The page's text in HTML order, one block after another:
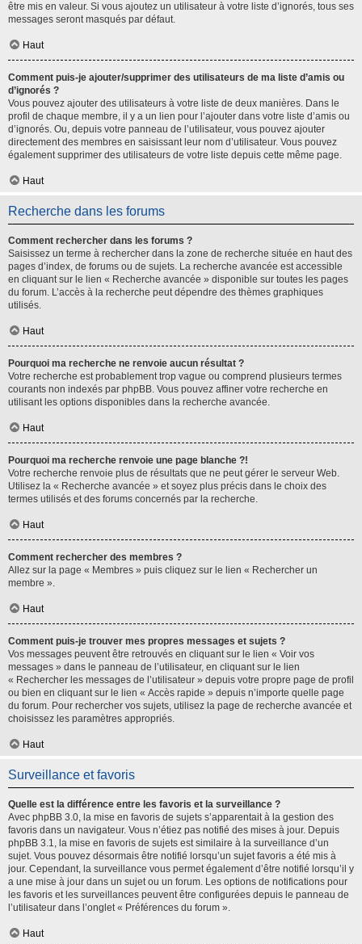
être mis en valeur. Si vous ajoutez un utilisateur à votre liste d’ignorés, tous ses
messages seront masqués par défaut.
Haut
Comment puis-je ajouter/supprimer des utilisateurs de ma liste d’amis ou
d’ignorés ?
Vous pouvez ajouter des utilisateurs à votre liste de deux manières. Dans le
profil de chaque membre, il y a un lien pour l’ajouter dans votre liste d’amis ou
d’ignorés. Ou, depuis votre panneau de l’utilisateur, vous pouvez ajouter
directement des membres en saisissant leur nom d’utilisateur. Vous pouvez
également supprimer des utilisateurs de votre liste depuis cette même page.
Haut
Recherche dans les forums
Comment rechercher dans les forums ?
Saisissez un terme à rechercher dans la zone de recherche située en haut des
pages d’index, de forums ou de sujets. La recherche avancée est accessible
en cliquant sur le lien « Recherche avancée » disponible sur toutes les pages
du forum. L’accès à la recherche peut dépendre des thèmes graphiques
utilisés.
Haut
Pourquoi ma recherche ne renvoie aucun résultat ?
Votre recherche est probablement trop vague ou comprend plusieurs termes
courants non indexés par phpBB. Vous pouvez affiner votre recherche en
utilisant les options disponibles dans la recherche avancée.
Haut
Pourquoi ma recherche renvoie une page blanche ?!
Votre recherche renvoie plus de résultats que ne peut gérer le serveur Web.
Utilisez la « Recherche avancée » et soyez plus précis dans le choix des
termes utilisés et des forums concernés par la recherche.
Haut
Comment rechercher des membres ?
Allez sur la page « Membres » puis cliquez sur le lien « Rechercher un
membre ».
Haut
Comment puis-je trouver mes propres messages et sujets ?
Vos messages peuvent être retrouvés en cliquant sur le lien « Voir vos
messages » dans le panneau de l’utilisateur, en cliquant sur le lien
« Rechercher les messages de l’utilisateur » depuis votre propre page de profil
ou bien en cliquant sur le lien « Accès rapide » depuis n’importe quelle page
du forum. Pour rechercher vos sujets, utilisez la page de recherche avancée et
choisissez les paramètres appropriés.
Haut
Surveillance et favoris
Quelle est la différence entre les favoris et la surveillance ?
Avec phpBB 3.0, la mise en favoris de sujets s’apparentait à la gestion des
favoris dans un navigateur. Vous n’étiez pas notifié des mises à jour. Depuis
phpBB 3.1, la mise en favoris de sujets est similaire à la surveillance d’un
sujet. Vous pouvez désormais être notifié lorsqu’un sujet favoris a été mis à
jour. Cependant, la surveillance vous permet également d’être notifié lorsqu’il y
a une mise à jour dans un sujet ou un forum. Les options de notifications pour
les favoris et les surveillances peuvent être configurées depuis le panneau de
l’utilisateur dans l’onglet « Préférences du forum ».
Haut